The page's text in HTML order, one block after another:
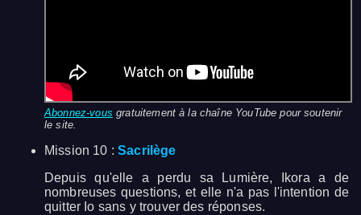
Abonnez-vous gratuitement à la chaîne YouTube pour soutenir
le site.
Mission 10 :Sacrilège
Depuis qu'elle a perdu sa Lumière, Ikora a de
nombreuses questions, et elle n'a pas l'intention de
quitter Io sans y trouver des réponses.